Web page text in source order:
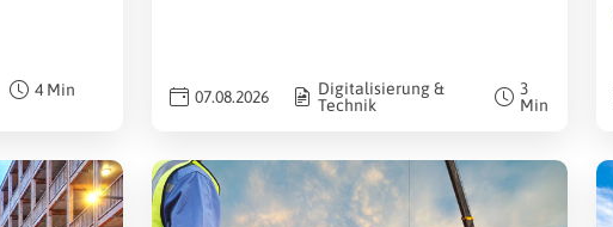
4 Min 07.08.2026
Digitalisierung &
Technik
3
Min